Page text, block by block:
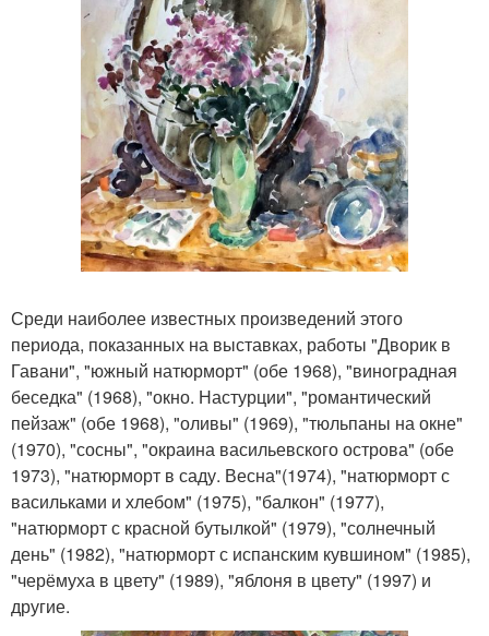
Среди наиболее известных произведений этого
периода, показанных на выставках, работы "Дворик в
Гавани", "южный натюрморт" (обе 1968), "виноградная
беседка" (1968), "окно. Настурции", "романтический
пейзаж" (обе 1968), "оливы" (1969), "тюльпаны на окне"
(1970), "сосны", "окраина васильевского острова" (обе
1973), "натюрморт в саду. Весна"(1974), "натюрморт с
васильками и хлебом" (1975), "балкон" (1977),
"натюрморт с красной бутылкой" (1979), "солнечный
день" (1982), "натюрморт с испанским кувшином" (1985),
"черёмуха в цвету" (1989), "яблоня в цвету" (1997) и
другие.